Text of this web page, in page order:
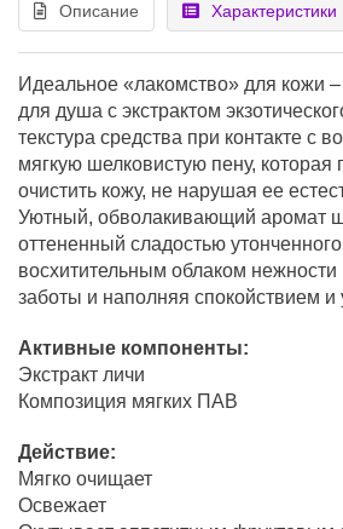
Описание Характеристики
Идеальное «лакомство» для кожи
для душа с экстрактом
текстура средства при контакте с
мягкую шелковистую пену, которая
очистить кожу, не нарушая ее
Уютный, обволакивающий аромат
оттененный сладостью
восхитительным облаком нежности
заботы и наполняя спокойствием
Активные компоненты:
Экстракт личи
Композиция мягких ПАВ
Действие:
Мягко очищает
Освежает